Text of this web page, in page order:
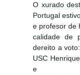
O xurado
Portugal
e profesor de
calidade de
dereito a
USC
e